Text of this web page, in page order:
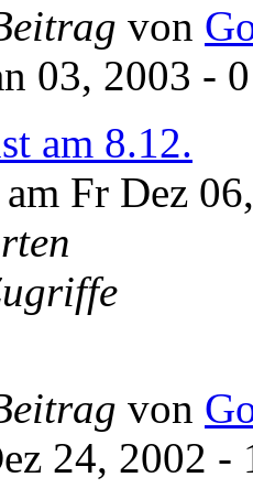
von
03, 2003 -
am 8.12.
am Fr Dez
von
24, 2002 -